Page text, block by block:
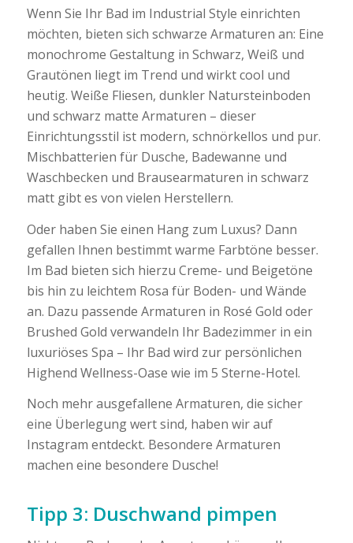
Wenn Sie Ihr Bad im Industrial Style einrichten
möchten, bieten sich schwarze Armaturen an: Eine
monochrome Gestaltung in Schwarz, Weiß und
Grautönen liegt im Trend und wirkt cool und
heutig. Weiße Fliesen, dunkler Natursteinboden
und schwarz matte Armaturen – dieser
Einrichtungsstil ist modern, schnörkellos und pur.
Mischbatterien für Dusche, Badewanne und
Waschbecken und Brausearmaturen in schwarz
matt gibt es von vielen Herstellern.
Oder haben Sie einen Hang zum Luxus? Dann
gefallen Ihnen bestimmt warme Farbtöne besser.
Im Bad bieten sich hierzu Creme- und Beigetöne
bis hin zu leichtem Rosa für Boden- und Wände
an. Dazu passende Armaturen in Rosé Gold oder
Brushed Gold verwandeln Ihr Badezimmer in ein
luxuriöses Spa – Ihr Bad wird zur persönlichen
Highend Wellness-Oase wie im 5 Sterne-Hotel.
Noch mehr ausgefallene Armaturen, die sicher
eine Überlegung wert sind, haben wir auf
Instagram entdeckt. Besondere Armaturen
machen eine besondere Dusche!
Tipp 3: Duschwand pimpen